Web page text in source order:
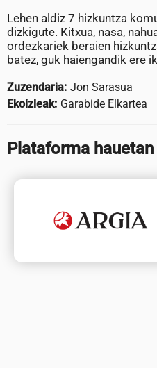
Lehen aldiz 7 hizkuntza
dizkigute. Kitxua, nasa,
ordezkariek beraien
batez, guk haiengandik ere
Zuzendaria: Jon Sarasua
Ekoizleak: Garabide Elkartea
Plataforma